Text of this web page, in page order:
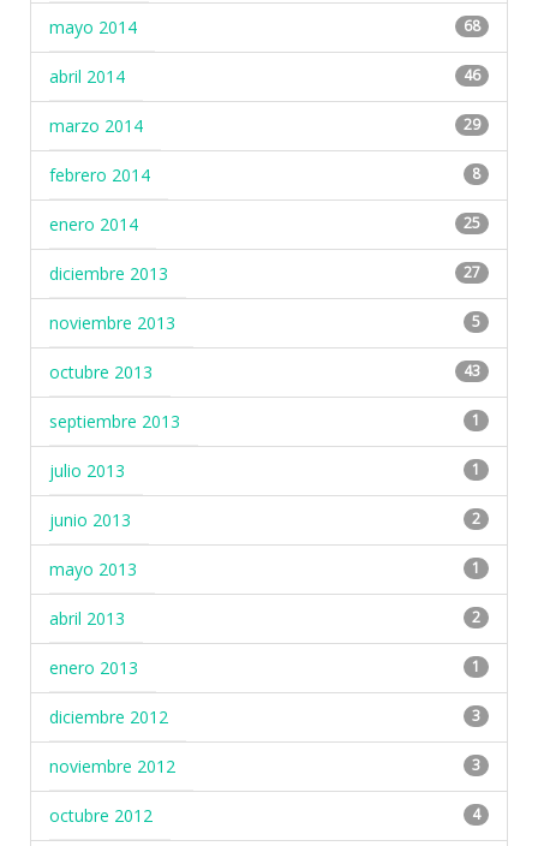
mayo 2014 68
abril 2014 46
marzo 2014 29
febrero 2014 8
enero 2014 25
diciembre 2013 27
noviembre 2013 5
octubre 2013 43
septiembre 2013 1
julio 2013 1
junio 2013 2
mayo 2013 1
abril 2013 2
enero 2013 1
diciembre 2012 3
noviembre 2012 3
octubre 2012 4